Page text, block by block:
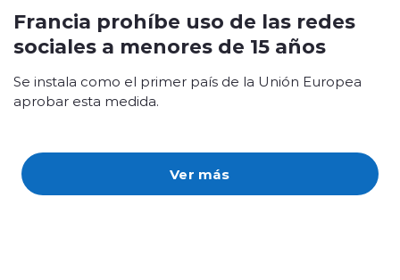
Ver más
Francia prohíbe uso de las redes
sociales a menores de 15 años
Se instala como el primer país de la Unión Europea
aprobar esta medida.